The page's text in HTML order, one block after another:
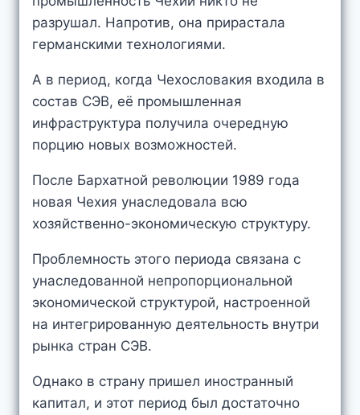
разрушал. Напротив, она прирастала
германскими технологиями.
А в период, когда Чехословакия входила в
состав СЭВ, её промышленная
инфраструктура получила очередную
порцию новых возможностей.
После Бархатной революции 1989 года
новая Чехия унаследовала всю
хозяйственно-экономическую структуру.
Проблемность этого периода связана с
унаследованной непропорциональной
экономической структурой, настроенной
на интегрированную деятельность внутри
рынка стран СЭВ.
Однако в страну пришел иностранный
капитал, и этот период был достаточно